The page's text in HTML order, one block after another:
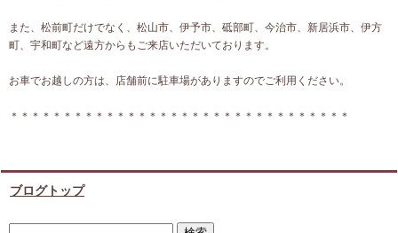
また、松前町だけでなく、松山市、伊予市、砥部町、今治市、新居浜市、伊方
町、宇和町など遠方からもご来店いただいております。
お車でお越しの方は、店舗前に駐車場がありますのでご利用ください。
＊＊＊＊＊＊＊＊＊＊＊＊＊＊＊＊＊＊＊＊＊＊＊＊＊＊＊＊＊＊＊＊
ブログトップ